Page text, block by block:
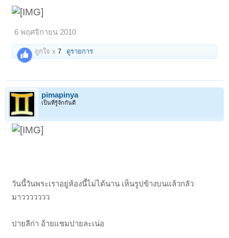
6 พฤศจิกายน 2010
ถูกใจ x7 ดูรายการ
pimapinya
เป็นที่รู้จักกันดี
วันนี้วันพระเราอยู่ห้องนี้ไม่ได้นาน เห็นรูปข้างบนแล้วกลัว
มาววววววว
ปายลีก่า อ้ายแซมปายละเน่อ